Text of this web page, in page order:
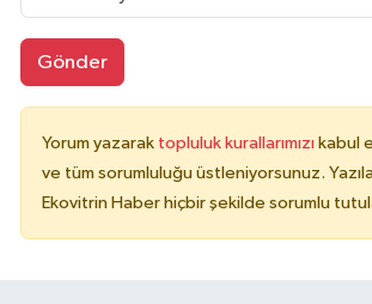
Gönder
Yorum yazarak topluluk kurallarımızı kabul
ve tüm sorumluluğu üstleniyorsunuz.
Ekovitrin Haber hiçbir şekilde sorumlu